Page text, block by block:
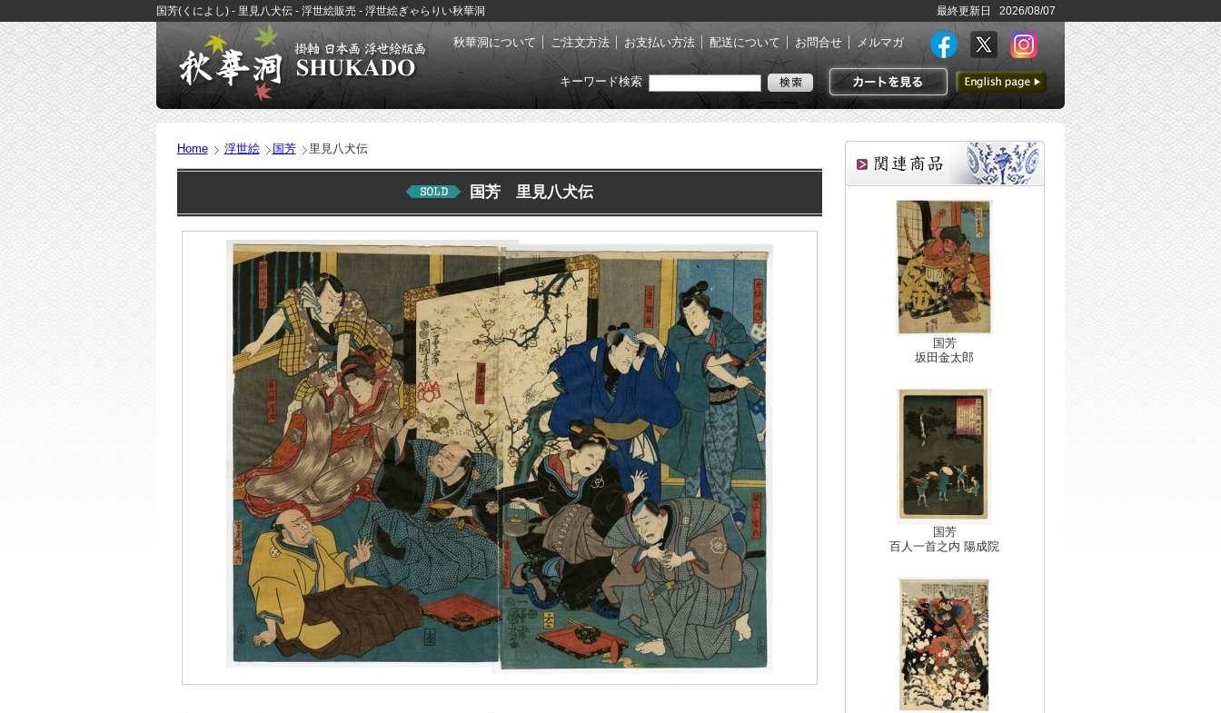
国芳(くによし) - 里見八犬伝 - 浮世絵販売 - 浮世絵ぎゃらりい秋華洞 最終更新日 2026/08/07
秋華洞について ご注文方法 お支払い方法 配送について お問合せ メルマガ
カートを見る
英語ページへ
キーワード検索
Home 浮世絵 国芳 里見八犬伝
国芳 里見八犬伝
国芳
坂田金太郎
国芳
百人一首之内 陽成院